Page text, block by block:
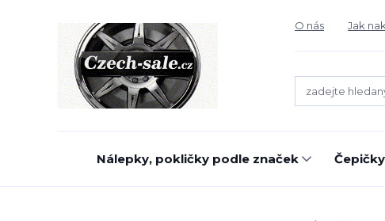
O nás Jak
Nálepky, pokličky podle značek